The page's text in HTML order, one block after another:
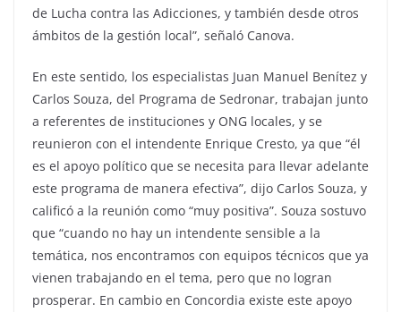
de Lucha contra las Adicciones, y también desde otros
ámbitos de la gestión local”, señaló Canova.
En este sentido, los especialistas Juan Manuel Benítez y
Carlos Souza, del Programa de Sedronar, trabajan junto
a referentes de instituciones y ONG locales, y se
reunieron con el intendente Enrique Cresto, ya que “él
es el apoyo político que se necesita para llevar adelante
este programa de manera efectiva”, dijo Carlos Souza, y
calificó a la reunión como “muy positiva”. Souza sostuvo
que “cuando no hay un intendente sensible a la
temática, nos encontramos con equipos técnicos que ya
vienen trabajando en el tema, pero que no logran
prosperar. En cambio en Concordia existe este apoyo